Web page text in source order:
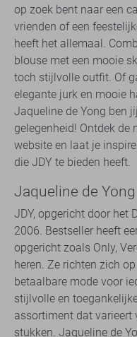
op zoek bent naar een
vrienden of een
heeft het allemaal.
blouse met een mooie
toch stijlvolle outfit. Of
elegante jurk en mooie
Jaqueline de Yong ben
gelegenheid! Ontdek de
website en laat je
die JDY te bieden heeft.
Jaqueline de
JDY, opgericht door het
2006. Bestseller heeft
opgericht zoals Only,
heren. Ze richten zich
betaalbare mode voor
stijlvolle en
assortiment dat varieert
stukken. Jaqueline de